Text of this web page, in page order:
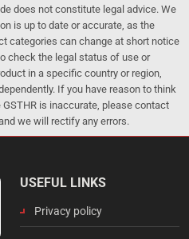
does not constitute legal advice. We
is up to date or accurate, as the
categories can change at short notice
check the legal status of use or
in a specific country or region,
If you have reason to think
is inaccurate, please contact
we will rectify any errors.
USEFUL LINKS
Privacy policy